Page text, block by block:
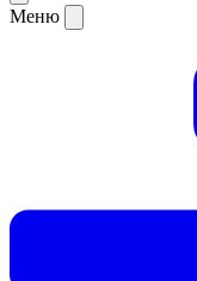
Меню